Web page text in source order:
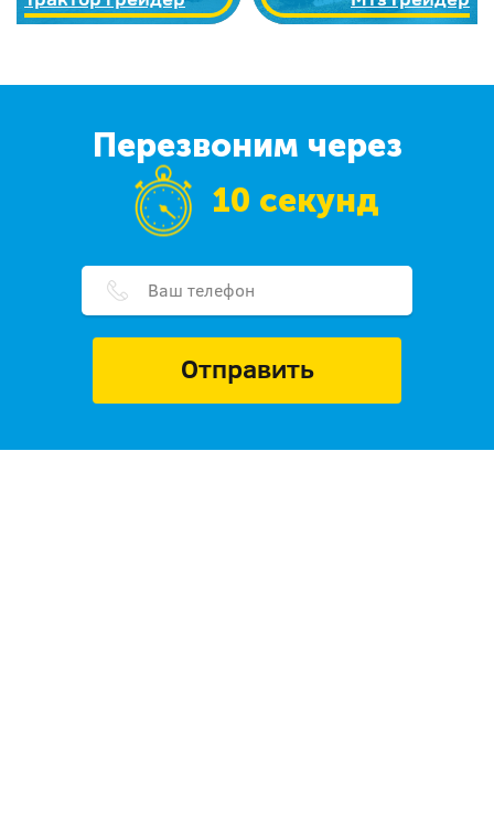
Перезвоним через
10 секунд
Отправить